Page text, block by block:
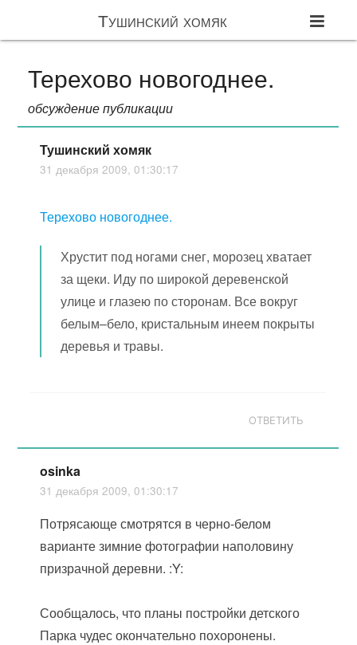
Тушинский хомяк
Терехово новогоднее.
обсуждение публикации
Тушинский хомяк
31 декабря 2009, 01:30:17
Терехово новогоднее.
Хрустит под ногами снег, морозец хватает
за щеки. Иду по широкой деревенской
улице и глазею по сторонам. Все вокруг
белым–бело, кристальным инеем покрыты
деревья и травы.
ОТВЕТИТЬ
osinka
31 декабря 2009, 01:30:17
Потрясающе смотрятся в черно-белом
варианте зимние фотографии наполовину
призрачной деревни. :Y:
Сообщалось, что планы постройки детского
Парка чудес окончательно похоронены.